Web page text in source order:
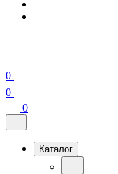
0
0
0
Каталог